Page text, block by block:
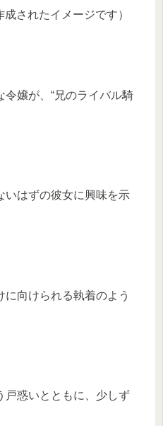
されたイメージです）
嬢が、“兄のライバル騎
いはずの彼女に興味を示
に向けられる執着のよう
戸惑いとともに、少しず